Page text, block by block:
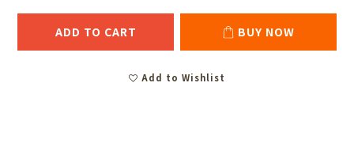
ADD TO CART BUY NOW
Add to Wishlist